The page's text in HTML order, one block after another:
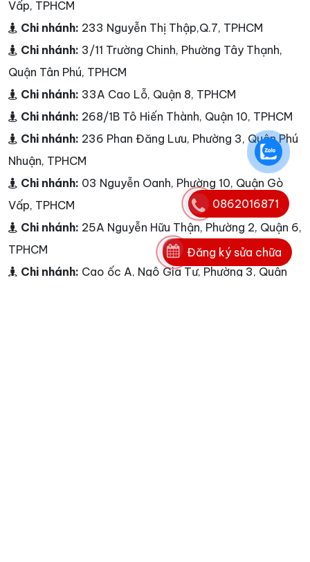
Vấp, TPHCM
Chi nhánh: 233 Nguyễn Thị Thập,Q.7, TPHCM
Chi nhánh: 3/11 Trường Chinh, Phường Tây Thạnh,
Quận Tân Phú, TPHCM
Chi nhánh: 33A Cao Lỗ, Quận 8, TPHCM
Chi nhánh: 268/1B Tô Hiến Thành, Quận 10, TPHCM
Chi nhánh: 236 Phan Đăng Lưu, Phường 3, Quận Phú
Nhuận, TPHCM
Chi nhánh: 03 Nguyễn Oanh, Phường 10, Quận Gò
Vấp, TPHCM
Chi nhánh: 25A Nguyễn Hữu Thận, Phường 2, Quận 6,
TPHCM
Chi nhánh: Cao ốc A, Ngô Gia Tự, Phường 3, Quận
Đăng ký sửa chữa
0862016871